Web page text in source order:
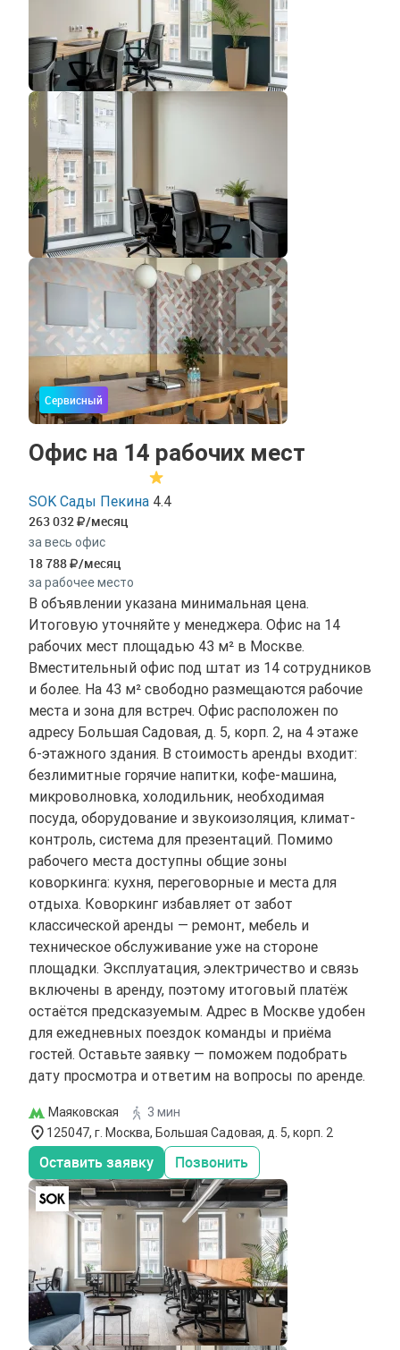
Сервисный
Офис на 14 рабочих мест
SOK Сады Пекина 4.4
263 032 /месяц
за весь офис
18 788 /месяц
за рабочее место
В объявлении указана минимальная цена.
Итоговую уточняйте у менеджера. Офис на 14
рабочих мест площадью 43 м² в Москве.
Вместительный офис под штат из 14 сотрудников
и более. На 43 м² свободно размещаются рабочие
места и зона для встреч. Офис расположен по
адресу Большая Садовая, д. 5, корп. 2, на 4 этаже
6-этажного здания. В стоимость аренды входит:
безлимитные горячие напитки, кофе-машина,
микроволновка, холодильник, необходимая
посуда, оборудование и звукоизоляция, климат-
контроль, система для презентаций. Помимо
рабочего места доступны общие зоны
коворкинга: кухня, переговорные и места для
отдыха. Коворкинг избавляет от забот
классической аренды — ремонт, мебель и
техническое обслуживание уже на стороне
площадки. Эксплуатация, электричество и связь
включены в аренду, поэтому итоговый платёж
остаётся предсказуемым. Адрес в Москве удобен
для ежедневных поездок команды и приёма
гостей. Оставьте заявку — поможем подобрать
дату просмотра и ответим на вопросы по аренде.
Маяковская
3 мин
125047, г. Москва, Большая Садовая, д. 5, корп. 2
Оставить заявку Позвонить